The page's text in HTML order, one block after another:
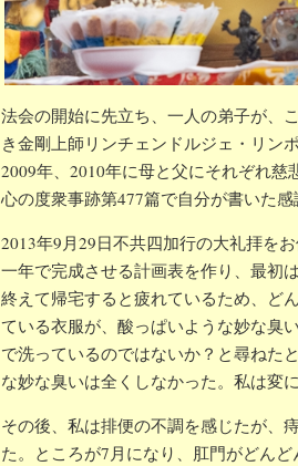
法会の開始に先立ち、一人の弟子が、
き金剛上師リンチェンドルジェ・リン
2009年、2010年に母と父にそれぞれ
心の度衆事跡第477篇で自分が書いた感
2013年9月29日不共四加行の大礼拝を
一年で完成させる計画表を作り、最初
終えて帰宅すると疲れているため、ど
ている衣服が、酸っぱいような妙な臭
で洗っているのではないか？と尋ねた
な妙な臭いは全くしなかった。私は変
その後、私は排便の不調を感じたが、
た。ところが7月になり、肛門がどん